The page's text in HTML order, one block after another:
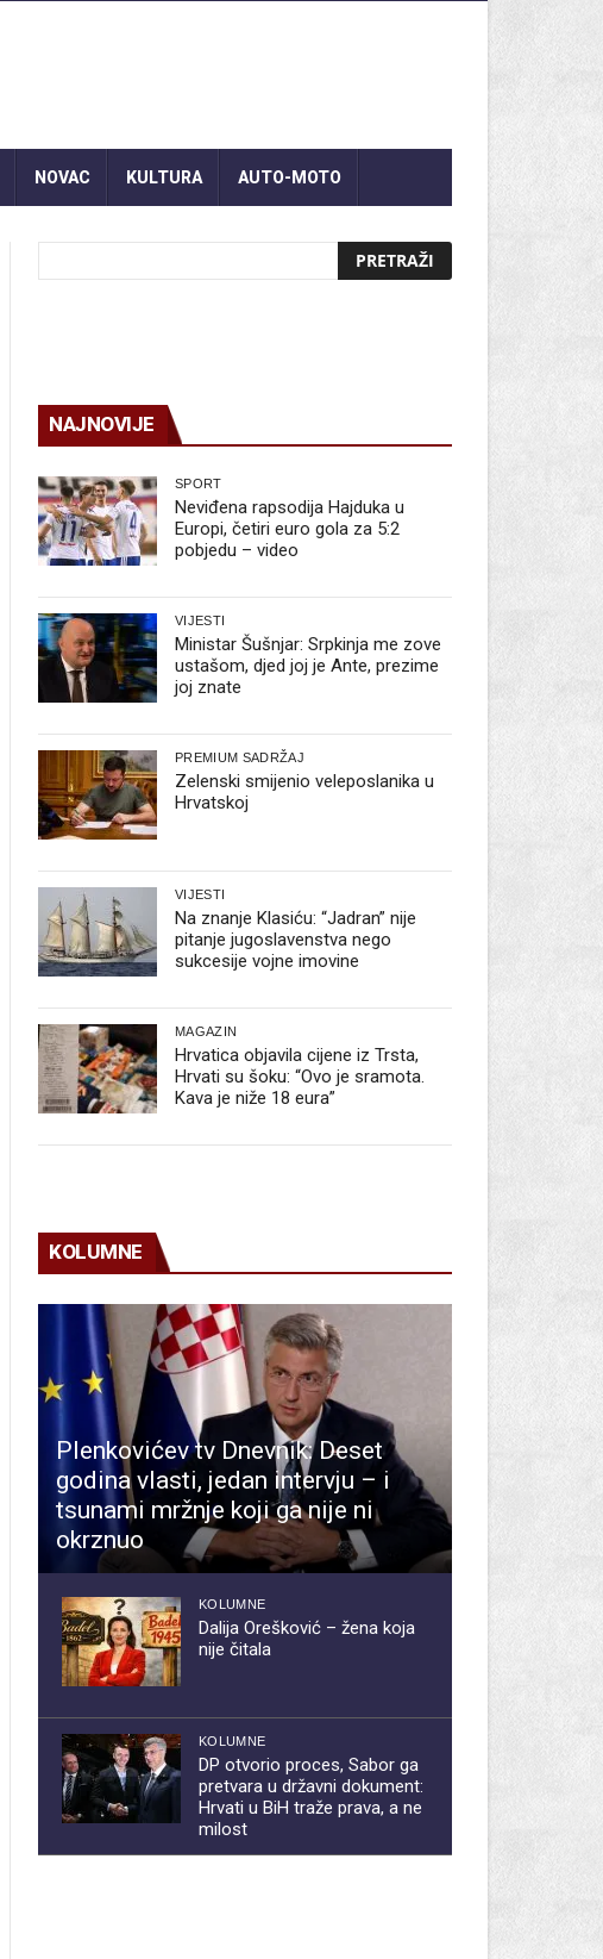
NOVAC KULTURA AUTO-MOTO
NAJNOVIJE
SPORT
Neviđena rapsodija Hajduka u
Europi, četiri euro gola za 5:2
pobjedu – video
VIJESTI
Ministar Šušnjar: Srpkinja me zove
ustašom, djed joj je Ante, prezime
joj znate
PREMIUM SADRŽAJ
Zelenski smijenio veleposlanika u
Hrvatskoj
VIJESTI
Na znanje Klasiću: “Jadran” nije
pitanje jugoslavenstva nego
sukcesije vojne imovine
MAGAZIN
Hrvatica objavila cijene iz Trsta,
Hrvati su šoku: “Ovo je sramota.
Kava je niže 18 eura”
KOLUMNE
Plenkovićev tv Dnevnik: Deset
godina vlasti, jedan intervju – i
tsunami mržnje koji ga nije ni
okrznuo
KOLUMNE
Dalija Orešković – žena koja
nije čitala
KOLUMNE
DP otvorio proces, Sabor ga
pretvara u državni dokument:
Hrvati u BiH traže prava, a ne
milost